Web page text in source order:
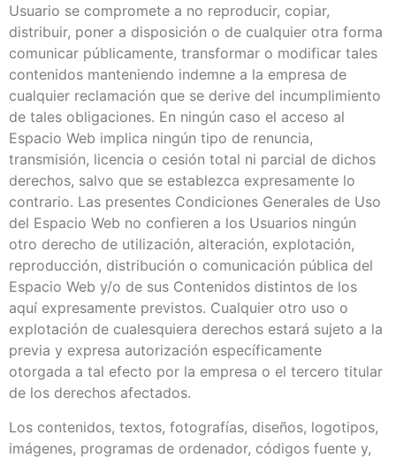
Usuario se compromete a no reproducir, copiar,
distribuir, poner a disposición o de cualquier otra forma
comunicar públicamente, transformar o modificar tales
contenidos manteniendo indemne a la empresa de
cualquier reclamación que se derive del incumplimiento
de tales obligaciones. En ningún caso el acceso al
Espacio Web implica ningún tipo de renuncia,
transmisión, licencia o cesión total ni parcial de dichos
derechos, salvo que se establezca expresamente lo
contrario. Las presentes Condiciones Generales de Uso
del Espacio Web no confieren a los Usuarios ningún
otro derecho de utilización, alteración, explotación,
reproducción, distribución o comunicación pública del
Espacio Web y/o de sus Contenidos distintos de los
aquí expresamente previstos. Cualquier otro uso o
explotación de cualesquiera derechos estará sujeto a la
previa y expresa autorización específicamente
otorgada a tal efecto por la empresa o el tercero titular
de los derechos afectados.
Los contenidos, textos, fotografías, diseños, logotipos,
imágenes, programas de ordenador, códigos fuente y,